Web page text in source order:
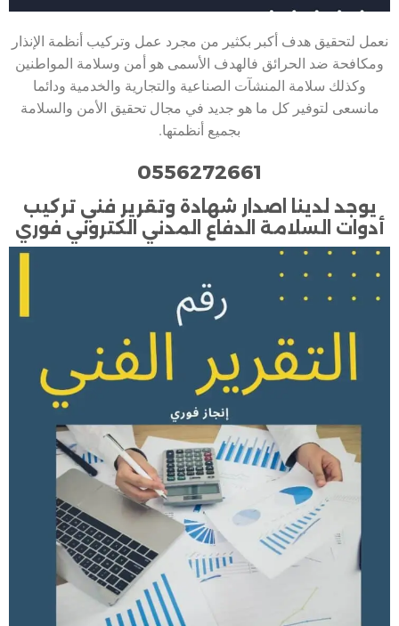
نعمل لتحقيق هدف أكبر بكثير من مجرد عمل وتركيب أنظمة الإنذار
ومكافحة ضد الحرائق فالهدف الأسمى هو أمن وسلامة المواطنين
وكذلك سلامة المنشآت الصناعية والتجارية والخدمية ودائما
مانسعى لتوفير كل ما هو جديد في مجال تحقيق الأمن والسلامة
بجميع أنظمتها.
0556272661
يوجد لدينا اصدار شهادة وتقرير فني تركيب
أدوات السلامة الدفاع المدني الكتروني فوري